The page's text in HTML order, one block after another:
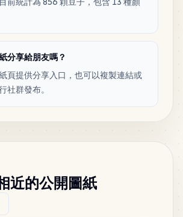
分享給朋友嗎？
頁提供分享入口，也可以複製連結或
社群發布。
近的公開圖紙